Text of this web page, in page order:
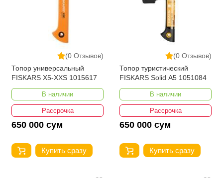
(0 Отзывов)
Топор универсальный
FISKARS X5-XXS 1015617
В наличии
Рассрочка
650 000 сум
Купить сразу
(0 Отзывов)
Топор туристический
FISKARS Solid A5 1051084
В наличии
Рассрочка
650 000 сум
Купить сразу